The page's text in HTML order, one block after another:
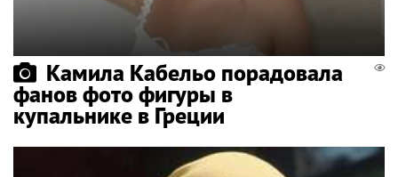
Камила Кабельо порадовала
фанов фото фигуры в
купальнике в Греции